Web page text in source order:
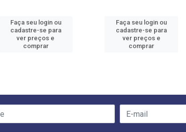
Faça seu login ou
cadastre-se para
ver preços e
comprar
Faça seu login ou
cadastre-se para
ver preços e
comprar